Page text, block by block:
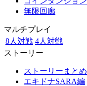
無限回廊
マルチプレイ
8人対戦 4人対戦
ストーリー
ストーリーまとめ
エキドナSARA編